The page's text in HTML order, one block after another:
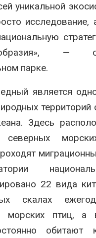
уникальной
исследование,
—
парке.
является
территорий
Здесь
северных
22 вида
скалах
морских птиц, а
обитают